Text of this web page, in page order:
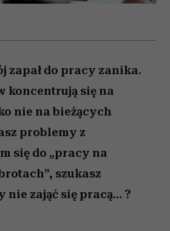
zapał do pracy zanika.
koncentrują się na
nie na bieżących
problemy z
się do „pracy na
szukasz
nie zająć się pracą… ?